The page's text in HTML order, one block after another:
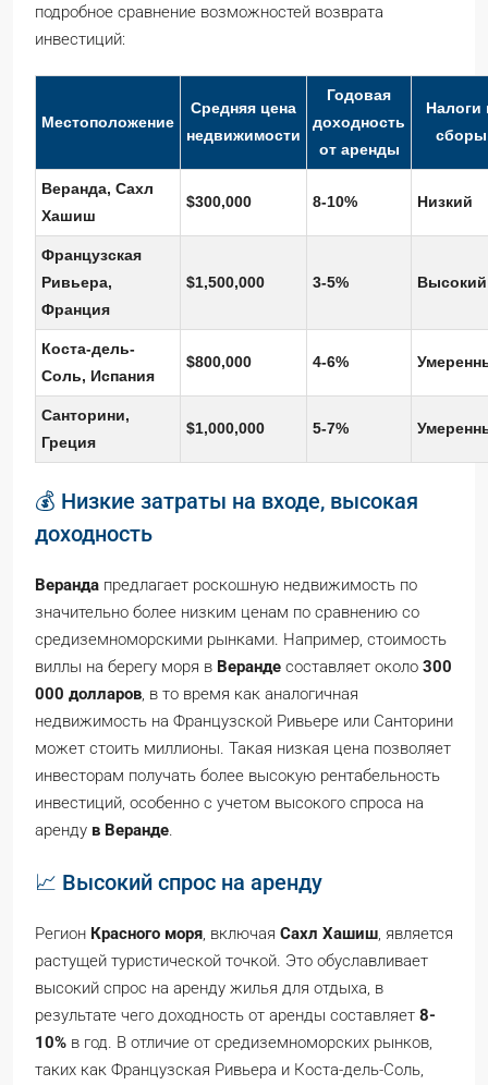
подробное сравнение возможностей возврата
инвестиций:
Местоположение
Средняя цена
недвижимости
Годовая
доходность
от аренды
Налоги
сборы
Веранда, Сахл
Хашиш
$300,000 8-10% Низкий
Французская
Ривьера,
Франция
$1,500,000 3-5% Высокий
Коста-дель-
Соль, Испания
$800,000 4-6%
Санторини,
Греция
$1,000,000 5-7%
💰 Низкие затраты на входе, высокая
доходность
Веранда предлагает роскошную недвижимость по
значительно более низким ценам по сравнению со
средиземноморскими рынками. Например, стоимость
виллы на берегу моря в Веранде составляет около 300
000 долларов, в то время как аналогичная
недвижимость на Французской Ривьере или Санторини
может стоить миллионы. Такая низкая цена позволяет
инвесторам получать более высокую рентабельность
инвестиций, особенно с учетом высокого спроса на
аренду в Веранде.
📈 Высокий спрос на аренду
Регион Красного моря, включая Сахл Хашиш, является
растущей туристической точкой. Это обуславливает
высокий спрос на аренду жилья для отдыха, в
результате чего доходность от аренды составляет 8-
10% в год. В отличие от средиземноморских рынков,
таких как Французская Ривьера и Коста-дель-Соль,